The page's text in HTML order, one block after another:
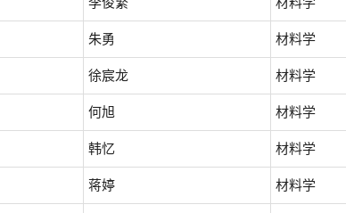
朱勇 材料学
徐宸龙 材料学
何旭 材料学
韩忆 材料学
蒋婷 材料学